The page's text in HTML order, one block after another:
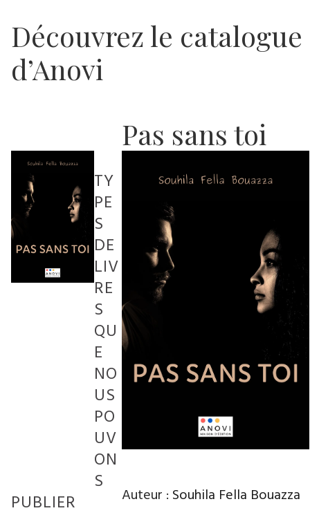
Découvrez le catalogue
d’Anovi
Pas sans toi
Auteur : Souhila Fella Bouazza
TY
PE
S
DE
LIV
RE
S
QU
E
NO
US
PO
UV
ON
S
PUBLIER